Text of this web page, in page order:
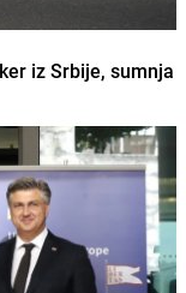
iz Srbije, sumnja